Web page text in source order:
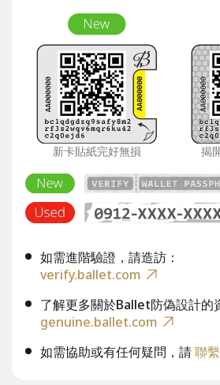
新卡貼紙完好無損 揭
如需進階驗證，請造訪：
verify.ballet.com
了解更多關於Ballet防偽設計的
genuine.ballet.com
如需協助或有任何疑問，請聯